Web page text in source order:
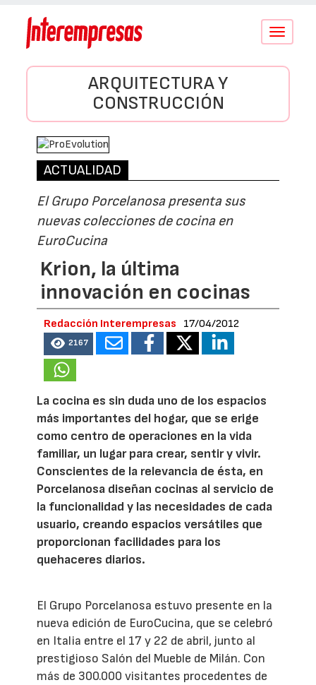
Conmutar
ARQUITECTURA Y
CONSTRUCCIÓN
ACTUALIDAD
El Grupo Porcelanosa presenta sus
nuevas colecciones de cocina en
EuroCucina
Krion, la última
innovación en cocinas
Redacción Interempresas 17/04/2012
2167
La cocina es sin duda uno de los espacios
más importantes del hogar, que se erige
como centro de operaciones en la vida
familiar, un lugar para crear, sentir y vivir.
Conscientes de la relevancia de ésta, en
Porcelanosa diseñan cocinas al servicio de
la funcionalidad y las necesidades de cada
usuario, creando espacios versátiles que
proporcionan facilidades para los
quehaceres diarios.
El Grupo Porcelanosa estuvo presente en la
nueva edición de EuroCucina, que se celebró
en Italia entre el 17 y 22 de abril, junto al
prestigioso Salón del Mueble de Milán. Con
más de 300.000 visitantes procedentes de